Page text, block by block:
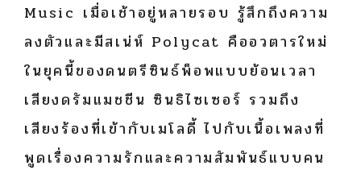
Music เมื่อเช้าอยู่หลายรอบ รู้สึกถึงความ
ลงตัวและมีสเน่ห์ Polycat คืออวตารใหม่
ในยุคนี้ของดนตรีซินธ์พ็อพแบบย้อนเวลา
เสียงดรัมแมชชีน ซินธิไซเซอร์ รวมถึง
เสียงร้องที่เข้ากับเมโลดี้ ไปกับเนื้อเพลงที่
พูดเรื่องความรักและความสัมพันธ์แบบคน